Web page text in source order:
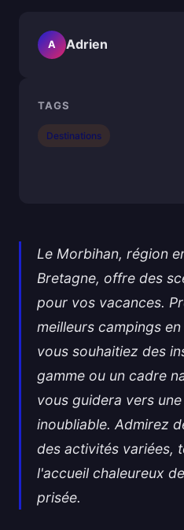
Le Morbihan, région
Bretagne, offre des
pour vos vacances.
meilleurs campings
vous souhaitiez des
gamme ou un cadre
vous guidera vers
inoubliable. Admirez
des activités variées,
l'accueil chaleureux
prisée.
A Adrien
TAGS
Destinations